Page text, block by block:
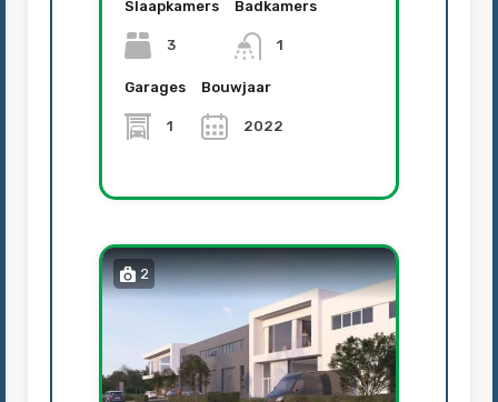
Slaapkamers
3
Badkamers
1
Garages
1
Bouwjaar
2022
2